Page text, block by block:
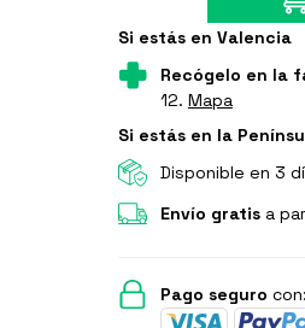
Si estás en Valencia
Recógelo en la
12. Mapa
Si estás en la
Disponible en 3
Envío gratisa
Pago seguro con: